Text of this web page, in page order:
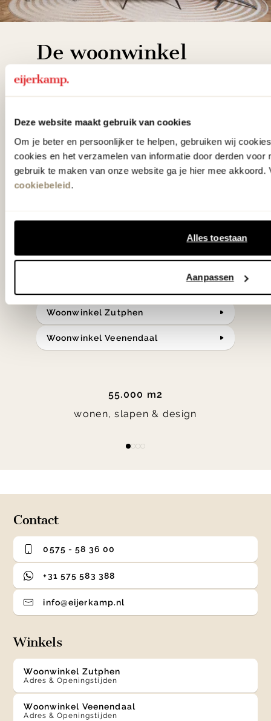
Deze website maakt gebruik van cookies
Om je beter en persoonlijker te helpen, gebruiken wij
cookies en het verzamelen van informatie door derden voor
gebruik te maken van onze website ga je hier mee akkoord.
cookiebeleid.
Alles toestaan
Aanpassen
De woonwinkel
gezien op tv!
'Weer verliefd op je huis' niet? We
hebben met liefde de mooiste woon-,
slaap- en designcollecties
samengesteld met de mooiste
in verrassende materialen en kleuren!
Bekijk onze openingstijden en
Woonwinkel Zutphen
Woonwinkel Veenendaal
55.000 m2
wonen, slapen & design
Contact
0575 - 58 36 00
+31 575 583 388
info@eijerkamp.nl
Winkels
Woonwinkel Zutphen
Adres & Openingstijden
Woonwinkel Veenendaal
Adres & Openingstijden